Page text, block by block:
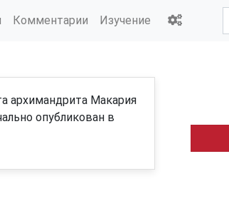
Комментарии Изучение
архимандрита Макария
опубликован в